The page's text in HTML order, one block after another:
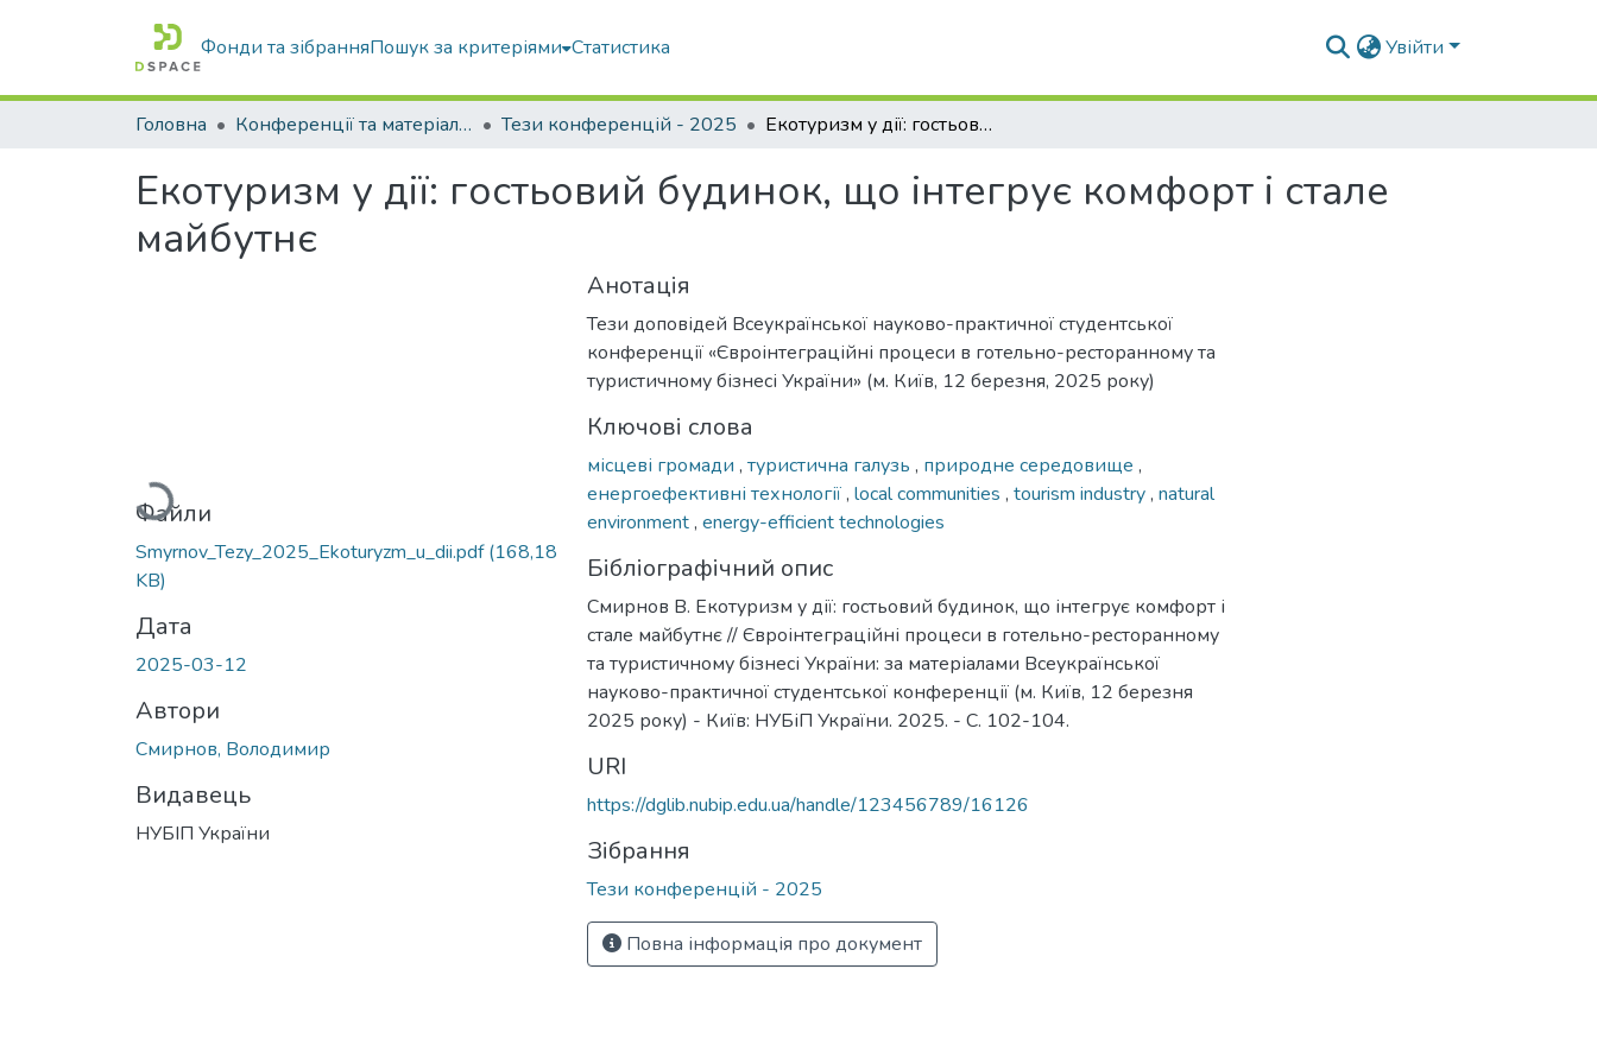
Фонди та зібранняПошук за критеріями Статистика Увійти
Головна Конференції та матеріали конференцій Тези конференцій - 2025 Екотуризм у дії: гостьовий будинок, що інтегрує комфорт і стале майбутнє
Екотуризм у дії: гостьовий будинок, що інтегрує комфорт і стале
майбутнє
Вантажиться...
Файли
Smyrnov_Tezy_2025_Ekoturyzm_u_dii.pdf(168,18
KB)
Дата
2025-03-12
Автори
Смирнов, Володимир
Видавець
НУБІП України
Анотація
Тези доповідей Всеукраїнської науково-практичної студентської
конференції «Євроінтеграційні процеси в готельно-ресторанному та
туристичному бізнесі України» (м. Київ, 12 березня, 2025 року)
Ключові слова
місцеві громади , туристична галузь , природне середовище ,
енергоефективні технології, local communities , tourism industry, natural
environment, energy-efficient technologies
Бібліографічний опис
Смирнов В. Екотуризм у дії: гостьовий будинок, що інтегрує комфорт і
стале майбутнє // Євроінтеграційні процеси в готельно-ресторанному
та туристичному бізнесі України: за матеріалами Всеукраїнської
науково-практичної студентської конференції (м. Київ, 12 березня
2025 року) - Київ: НУБіП України. 2025. - С. 102-104.
URI
https://dglib.nubip.edu.ua/handle/123456789/16126
Зібрання
Тези конференцій - 2025
Повна інформація про документ